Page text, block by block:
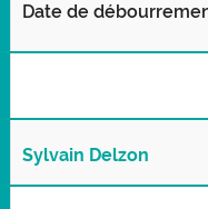
Date de
Sylvain Delzon